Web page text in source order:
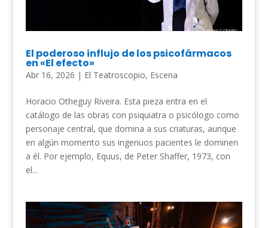
El poderoso influjo de los psicofármacos
en «El efecto»
Abr 16, 2026 | El Teatroscopio, Escena
Horacio Otheguy Riveira. Esta pieza entra en el
catálogo de las obras con psiquiatra o psicólogo como
personaje central, que domina a sus criaturas, aunque
en algún momento sus ingenuos pacientes le dominen
a él. Por ejemplo, Equus, de Peter Shaffer, 1973, con
el...